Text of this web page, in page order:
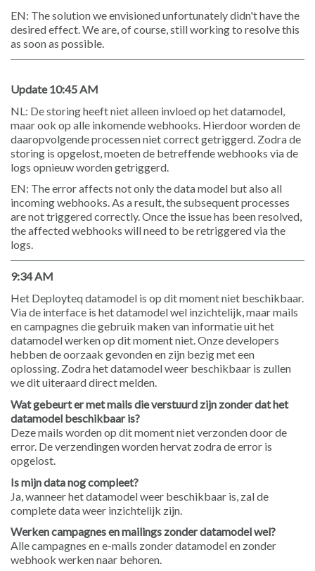
EN: The solution we envisioned unfortunately didn't have the
desired effect. We are, of course, still working to resolve this
as soon as possible.
Update 10:45 AM
NL: De storing heeft niet alleen invloed op het datamodel,
maar ook op alle inkomende webhooks. Hierdoor worden de
daaropvolgende processen niet correct getriggerd. Zodra de
storing is opgelost, moeten de betreffende webhooks via de
logs opnieuw worden getriggerd.
EN: The error affects not only the data model but also all
incoming webhooks. As a result, the subsequent processes
are not triggered correctly. Once the issue has been resolved,
the affected webhooks will need to be retriggered via the
logs.
9:34 AM
Het Deployteq datamodel is op dit moment niet beschikbaar.
Via de interface is het datamodel wel inzichtelijk, maar mails
en campagnes die gebruik maken van informatie uit het
datamodel werken op dit moment niet. Onze developers
hebben de oorzaak gevonden en zijn bezig met een
oplossing. Zodra het datamodel weer beschikbaar is zullen
we dit uiteraard direct melden.
Wat gebeurt er met mails die verstuurd zijn zonder dat het
datamodel beschikbaar is?
Deze mails worden op dit moment niet verzonden door de
error. De verzendingen worden hervat zodra de error is
opgelost.
Is mijn data nog compleet?
Ja, wanneer het datamodel weer beschikbaar is, zal de
complete data weer inzichtelijk zijn.
Werken campagnes en mailings zonder datamodel wel?
Alle campagnes en e-mails zonder datamodel en zonder
webhook werken naar behoren.